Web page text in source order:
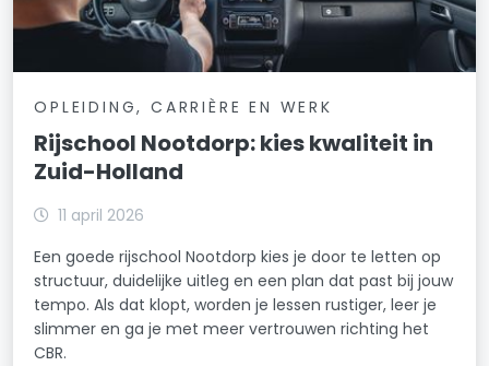
OPLEIDING, CARRIÈRE EN WERK
Rijschool Nootdorp: kies kwaliteit in
Zuid-Holland
11 april 2026
Een goede rijschool Nootdorp kies je door te letten op
structuur, duidelijke uitleg en een plan dat past bij jouw
tempo. Als dat klopt, worden je lessen rustiger, leer je
slimmer en ga je met meer vertrouwen richting het
CBR.